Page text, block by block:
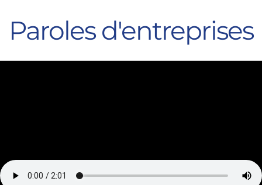
Paroles d'entreprises